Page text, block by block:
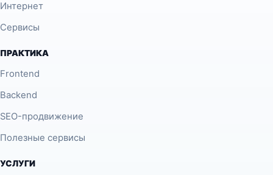
Интернет
Сервисы
ПРАКТИКА
Frontend
Backend
SEO-продвижение
Полезные сервисы
УСЛУГИ